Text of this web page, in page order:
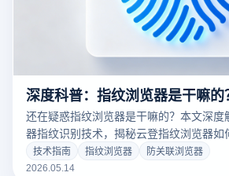
还在疑惑指纹浏览器是干嘛的？本文深
器指纹识别技术，揭秘云登指纹浏览器如
环境隔离，破解跨境电商、社交媒体矩阵
多账号管理、RPA自动化提效及核心安全
技术指南 指纹浏览器
防关联浏览器
2026.05.14